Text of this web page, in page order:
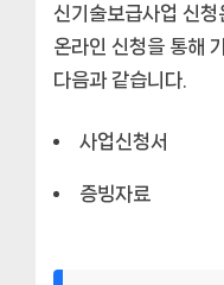
신기술보급사업 신
온라인 신청을 통해
다음과 같습니다.
사업신청서
증빙자료